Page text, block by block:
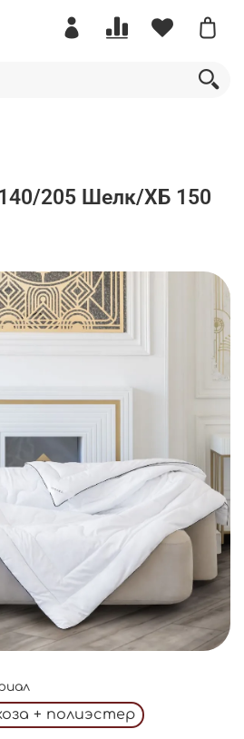
205 Шелк/ХБ 150
+ полиэстер